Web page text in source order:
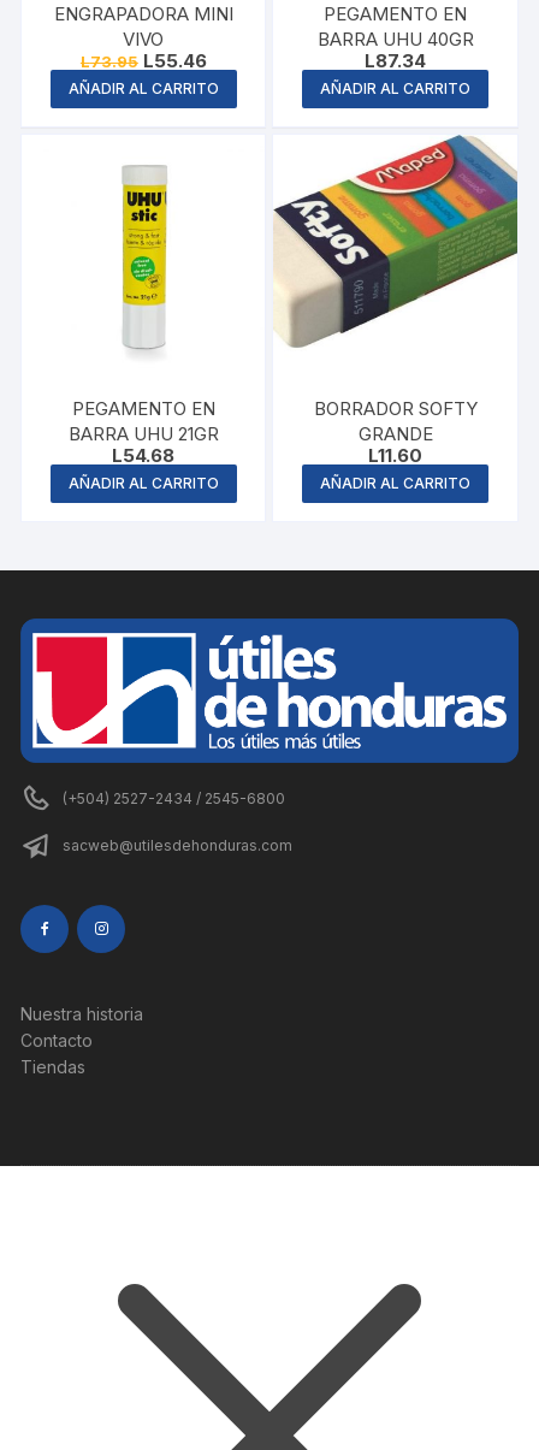
ENGRAPADORA MINI
VIVO
L73.95 Original
price
was:
L73.95.
L55.46Current
price
is:
L55.46.
AÑADIR AL CARRITO
PEGAMENTO EN
BARRA UHU 40GR
L87.34
AÑADIR AL CARRITO
PEGAMENTO EN
BARRA UHU 21GR
L54.68
AÑADIR AL CARRITO
BORRADOR SOFTY
GRANDE
L11.60
AÑADIR AL CARRITO
(+504) 2527-2434 / 2545-6800
sacweb@utilesdehonduras.com
Nuestra historia
Contacto
Tiendas